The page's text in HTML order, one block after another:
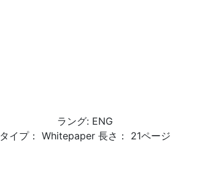
ラング: ENG
タイプ： Whitepaper 長さ： 21ページ